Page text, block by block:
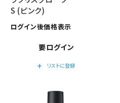
S (ピンク)
ログイン後価格表示
要ログイン
add
リストに登録